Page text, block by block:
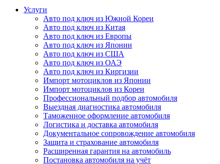
Услуги
Авто под ключ из Южной Кореи
Авто под ключ из Китая
Авто под ключ из Европы
Авто под ключ из Японии
Авто под ключ из США
Авто под ключ из ОАЭ
Авто под ключ из Киргизии
Импорт мотоциклов из Японии
Импорт мотоциклов из Кореи
Профессиональный подбор автомобиля
Выездная диагностика автомобиля
Таможенное оформление автомобиля
Логистика и доставка автомобиля
Документальное сопровождение автомобиля
Защита и страхование автомобиля
Расширенная гарантия на автомобиль
Постановка автомобиля на учёт